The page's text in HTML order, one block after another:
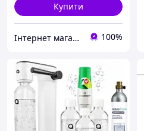
Купити
Інтернет магазин Surprise.in.ua 100%